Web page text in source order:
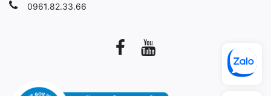
0961.82.33.66